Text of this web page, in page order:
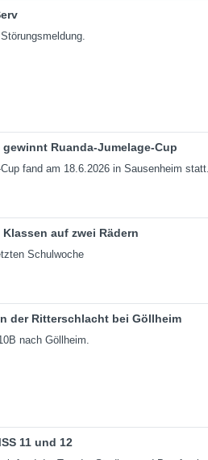
Ruanda-Jumelage-Cup
fand am 18.6.2026 in Sausenheim statt.
auf zwei Rädern
Schulwoche
der Ritterschlacht bei Göllheim
nach Göllheim.
11 und 12